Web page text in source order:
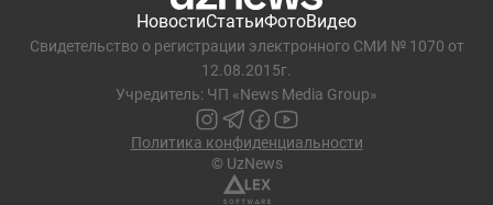
НовостиСтатьиФотоВидео
Свидетельство о регистрации электронного СМИ № 1070 от
12.08.2015г.
Учредитель: ЧП «News Media Group»
Политика конфиденциальности
© UzNews